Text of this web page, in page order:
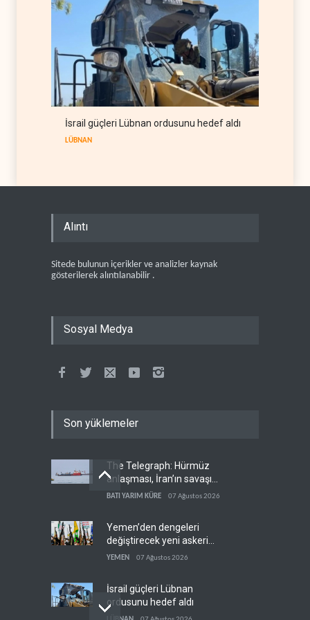
İsrail güçleri Lübnan ordusunu hedef aldı
LÜBNAN
Alıntı
Sitede bulunun içerikler ve analizler kaynak
gösterilerek alıntılanabilir .
Sosyal Medya
Son yüklemeler
The Telegraph: Hürmüz
anlaşması, İran’ın savaşı
kazandığını gösteriyor
BATI YARIM KÜRE 07 Ağustos 2026
Yemen’den dengeleri
değiştirecek yeni askeri
denklem
YEMEN 07 Ağustos 2026
İsrail güçleri Lübnan
ordusunu hedef aldı